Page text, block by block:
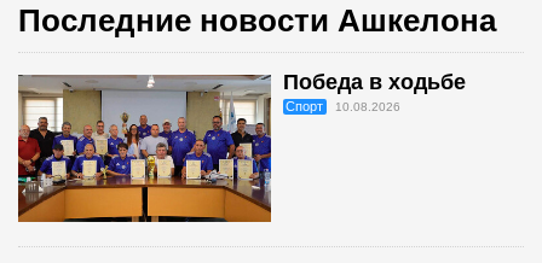
Последние новости Ашкелона
Победа в ходьбе
Спорт 10.08.2026